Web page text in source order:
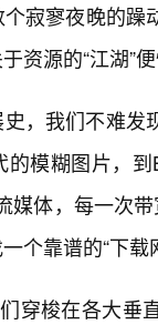
寂寥夜晚的
资源的“江湖”
，我们不难
的模糊图片，
媒体，每一次
个靠谱的“下
穿梭在各大